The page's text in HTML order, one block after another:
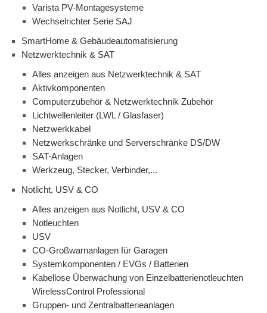
Varista PV-Montagesysteme
Wechselrichter Serie SAJ
SmartHome & Gebäudeautomatisierung
Netzwerktechnik & SAT
Alles anzeigen aus Netzwerktechnik & SAT
Aktivkomponenten
Computerzubehör & Netzwerktechnik Zubehör
Lichtwellenleiter (LWL / Glasfaser)
Netzwerkkabel
Netzwerkschränke und Serverschränke DS/DW
SAT-Anlagen
Werkzeug, Stecker, Verbinder,...
Notlicht, USV & CO
Alles anzeigen aus Notlicht, USV & CO
Notleuchten
USV
CO-Großwarnanlagen für Garagen
Systemkomponenten / EVGs / Batterien
Kabellose Überwachung von Einzelbatterienotleuchten
WirelessControl Professional
Gruppen- und Zentralbatterieanlagen